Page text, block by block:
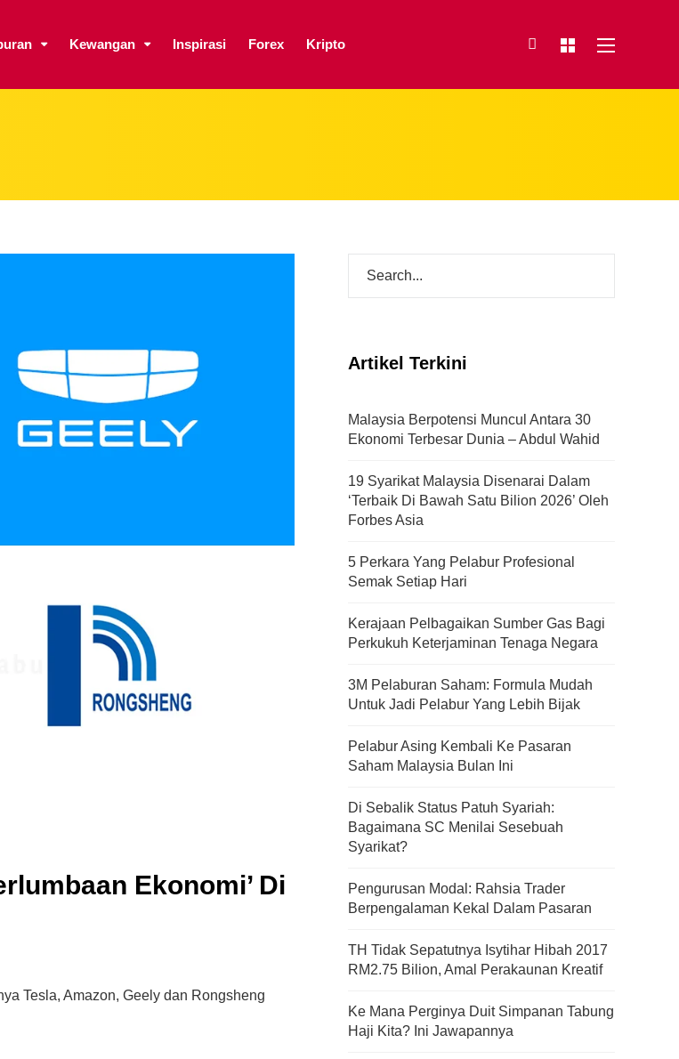
Kewangan Inspirasi Forex Kripto
Ekonomi’ Di
Tesla, Amazon, Geely dan Rongsheng
Artikel Terkini
Malaysia Berpotensi Muncul Antara 30
Ekonomi Terbesar Dunia – Abdul Wahid
19 Syarikat Malaysia Disenarai Dalam
‘Terbaik Di Bawah Satu Bilion 2026’ Oleh
Forbes Asia
5 Perkara Yang Pelabur Profesional
Semak Setiap Hari
Kerajaan Pelbagaikan Sumber Gas Bagi
Perkukuh Keterjaminan Tenaga Negara
3M Pelaburan Saham: Formula Mudah
Untuk Jadi Pelabur Yang Lebih Bijak
Pelabur Asing Kembali Ke Pasaran
Saham Malaysia Bulan Ini
Di Sebalik Status Patuh Syariah:
Bagaimana SC Menilai Sesebuah
Syarikat?
Pengurusan Modal: Rahsia Trader
Berpengalaman Kekal Dalam Pasaran
TH Tidak Sepatutnya Isytihar Hibah 2017
RM2.75 Bilion, Amal Perakaunan Kreatif
Ke Mana Perginya Duit Simpanan Tabung
Haji Kita? Ini Jawapannya